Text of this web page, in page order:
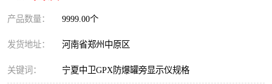
产品数量： 9999.00个
发货地址： 河南省郑州中原区
关键词： 宁夏中卫GPX防爆罐旁显示仪规格